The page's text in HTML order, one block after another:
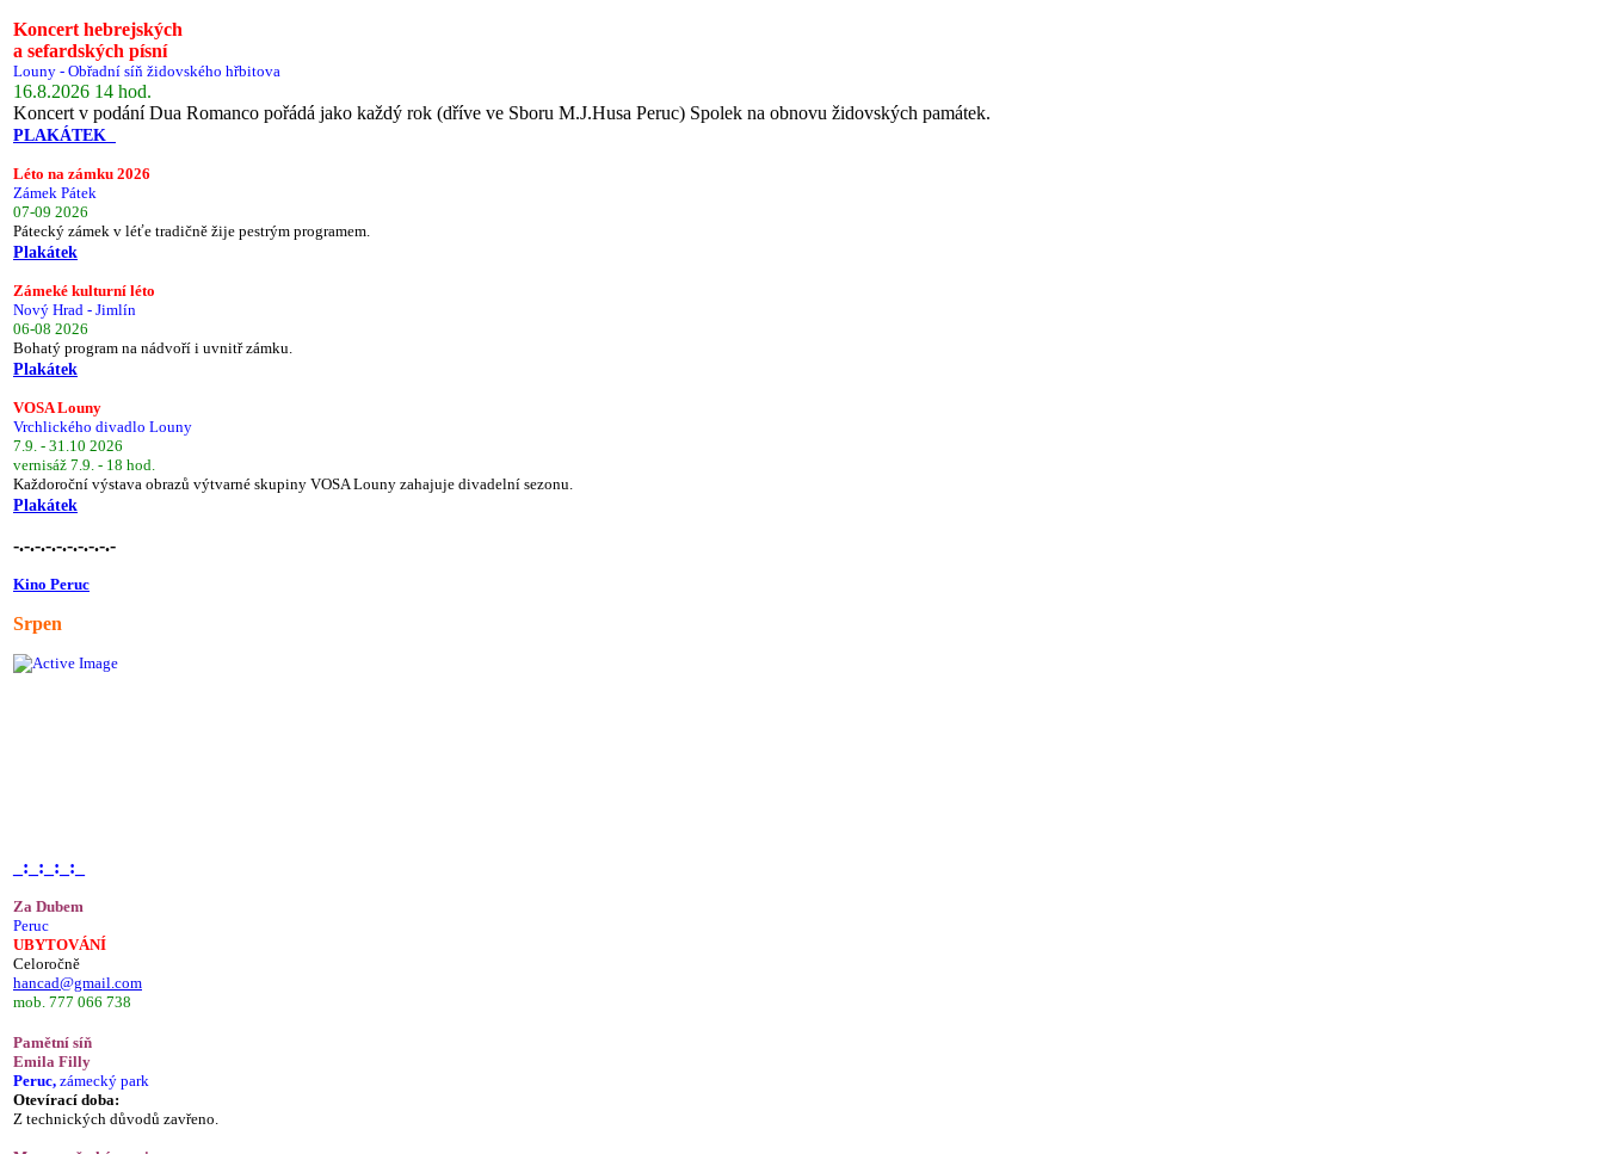
Koncert hebrejských
a sefardských písní
Louny - Obřadní síň židovského hřbitova
16.8.2026 14 hod.
Koncert v podání Dua Romanco pořádá jako každý rok (dříve ve Sboru M.J.Husa Peruc) Spolek na obnovu židovských památek.
PLAKÁTEK
Léto na zámku 2026
Zámek Pátek
07-09 2026
Pátecký zámek v léťe tradičně žije pestrým programem.
Plakátek
Zámeké kulturní léto
Nový Hrad - Jimlín
06-08 2026
Bohatý program na nádvoří i uvnitř zámku.
Plakátek
VOSA Louny
Vrchlického divadlo Louny
7.9. - 31.10 2026
vernisáž 7.9. - 18 hod.
Každoroční výstava obrazů výtvarné skupiny VOSA Louny zahajuje divadelní sezonu.
Plakátek
-.-.-.-.-.-.-.-.-.-
Kino Peruc
Srpen
_:_:_:_:_
Za Dubem
Peruc
UBYTOVÁNÍ
Celoročně
hancad@gmail.com
mob. 777 066 738
Pamětní síň
Emila Filly
Peruc, zámecký park
Otevírací doba:
Z technických důvodů zavřeno.